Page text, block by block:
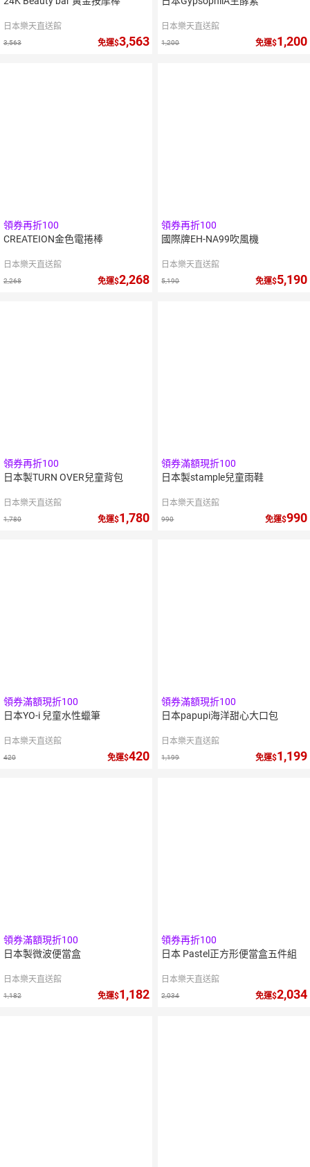
日本樂天直送館
3,563 免運 3,563
日本樂天直送館
1,200 免運 1,200
領券再折100
CREATEION金色電捲棒
日本樂天直送館
2,268 免運 2,268
領券再折100
國際牌EH-NA99吹風機
日本樂天直送館
5,190 免運 5,190
領券再折100
日本製TURN OVER兒童背包
日本樂天直送館
1,780 免運 1,780
領券滿額現折100
日本製stample兒童雨鞋
日本樂天直送館
990 免運 990
領券滿額現折100
日本YO-i 兒童水性蠟筆
日本樂天直送館
420 免運 420
領券滿額現折100
日本papupi海洋甜心大口包
日本樂天直送館
1,199 免運 1,199
領券滿額現折100
日本製微波便當盒
日本樂天直送館
1,182 免運 1,182
領券再折100
日本 Pastel正方形便當盒五件組
日本樂天直送館
2,034 免運 2,034